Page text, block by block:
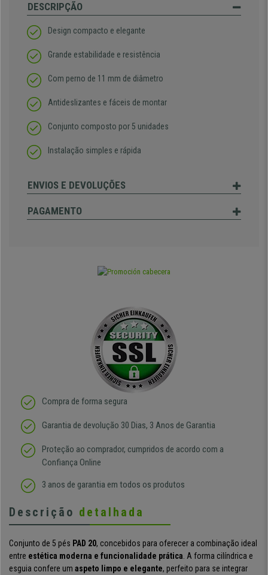
DESCRIPÇÃO
Design compacto e elegante
Grande estabilidade e resistência
Com perno de 11 mm de diâmetro
Antideslizantes e fáceis de montar
Conjunto composto por 5 unidades
Instalação simples e rápida
ENVIOS E DEVOLUÇÕES
PAGAMENTO
Compra de forma segura
Garantia de devolução 30 Dias, 3 Anos de Garantia
Proteção ao comprador, cumpridos de acordo com a
Confiança Online
3 anos de garantia em todos os produtos
Descrição detalhada
Conjunto de 5 pés PAD 20, concebidos para oferecer a combinação ideal
entre estética moderna e funcionalidade prática . A forma cilíndrica e
esguia confere um aspeto limpo e elegante, perfeito para se integrar